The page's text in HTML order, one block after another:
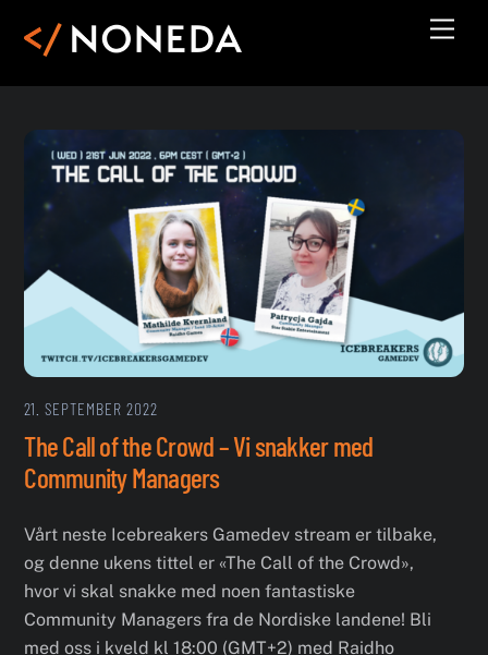
21. SEPTEMBER 2022
The Call of the Crowd – Vi snakker med
Community Managers
Vårt neste Icebreakers Gamedev stream er tilbake,
og denne ukens tittel er «The Call of the Crowd»,
hvor vi skal snakke med noen fantastiske
Community Managers fra de Nordiske landene! Bli
med oss i kveld kl 18:00 (GMT+2) med Raidho